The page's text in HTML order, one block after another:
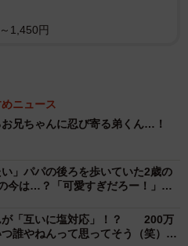
提供：＠sally0819さん）
手で身体を持ち上げた瞬
大きな声を出しました…！お
ゃんは、大きな声にビック
足をバタバタ。泣き出してし
1,450円
ニュース
お兄ちゃんに忍び寄る弟くん…！
い」パパの後ろを歩いていた2歳の
今は…？「可愛すぎだろー！」
が「互いに塩対応」！？ 200万
誰やねんって思ってそう（笑）」